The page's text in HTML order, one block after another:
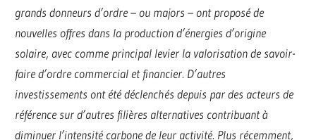
grands donneurs d’ordre – ou majors – ont proposé de
nouvelles offres dans la production d’énergies d’origine
solaire, avec comme principal levier la valorisation de savoir-
faire d’ordre commercial et financier. D’autres
investissements ont été déclenchés depuis par des acteurs de
référence sur d’autres filières alternatives contribuant à
diminuer l’intensité carbone de leur activité. Plus récemment,